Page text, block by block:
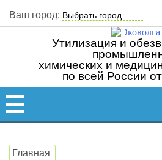
Ваш город:
Утилизация и
химических и
по всей России
Главная